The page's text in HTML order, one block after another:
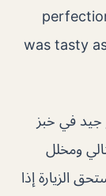
was tasty
جيد في خبز
ومخلل
الزيارة إذا